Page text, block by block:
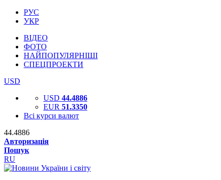
РУС
УКР
ВІДЕО
ФОТО
НАЙПОПУЛЯРНІШІ
СПЕЦПРОЕКТИ
USD
USD 44.4886
EUR 51.3350
Всі курси валют
44.4886
Авторизація
Пошук
RU